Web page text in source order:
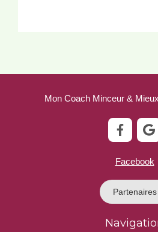
Mon Coach Minceur &
Facebook
Partenaires